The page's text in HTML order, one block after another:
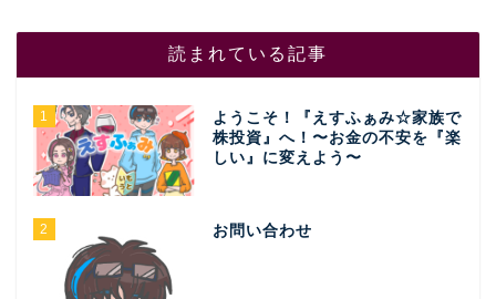
読まれている記事
1
ようこそ！『えすふぁみ☆家族で
株投資』へ！〜お金の不安を『楽
しい』に変えよう〜
2 お問い合わせ